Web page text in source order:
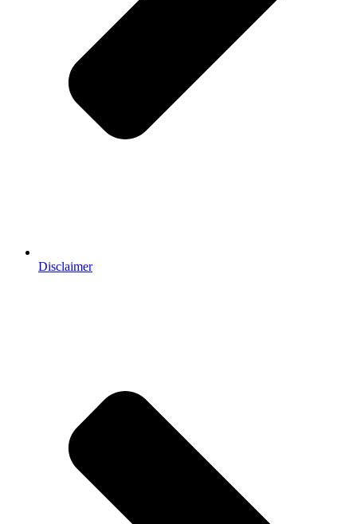
Disclaimer